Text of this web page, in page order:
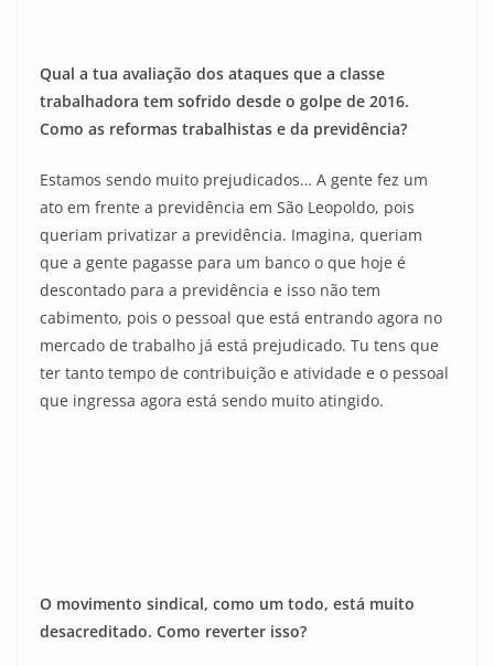
Qual a tua avaliação dos ataques que a classe
trabalhadora tem sofrido desde o golpe de 2016.
Como as reformas trabalhistas e da previdência?
Estamos sendo muito prejudicados… A gente fez um
ato em frente a previdência em São Leopoldo, pois
queriam privatizar a previdência. Imagina, queriam
que a gente pagasse para um banco o que hoje é
descontado para a previdência e isso não tem
cabimento, pois o pessoal que está entrando agora no
mercado de trabalho já está prejudicado. Tu tens que
ter tanto tempo de contribuição e atividade e o pessoal
que ingressa agora está sendo muito atingido.
O movimento sindical, como um todo, está muito
desacreditado. Como reverter isso?